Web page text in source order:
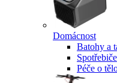
Domácnost
Batohy a
Spotřebiče
Péče o